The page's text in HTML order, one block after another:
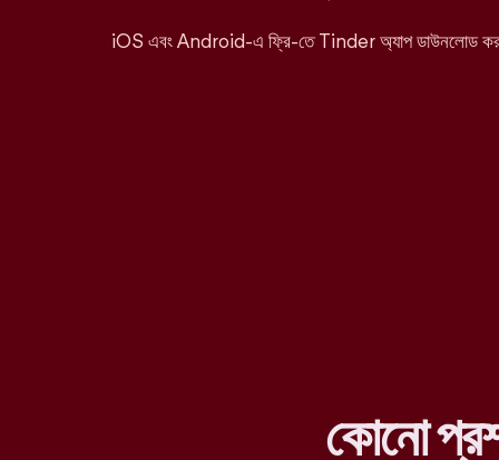
iOS এবং Android-এ ফ্রি-তে Tinder অ্যাপ ডাউনলোড
কোনো